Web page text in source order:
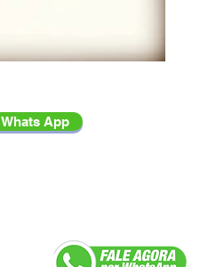
Whats App